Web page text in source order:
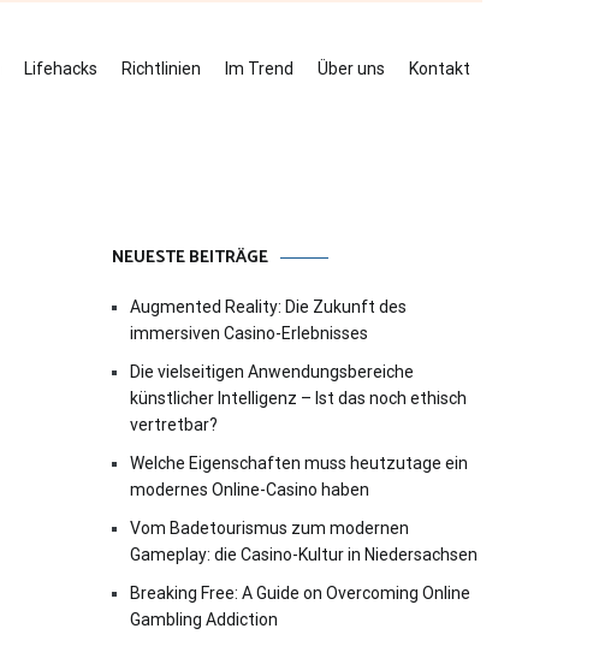
Lifehacks Richtlinien Im Trend Über uns Kontakt
NEUESTE BEITRÄGE
Augmented Reality: Die Zukunft des
immersiven Casino-Erlebnisses
Die vielseitigen Anwendungsbereiche
künstlicher Intelligenz – Ist das noch ethisch
vertretbar?
Welche Eigenschaften muss heutzutage ein
modernes Online-Casino haben
Vom Badetourismus zum modernen
Gameplay: die Casino-Kultur in Niedersachsen
Breaking Free: A Guide on Overcoming Online
Gambling Addiction